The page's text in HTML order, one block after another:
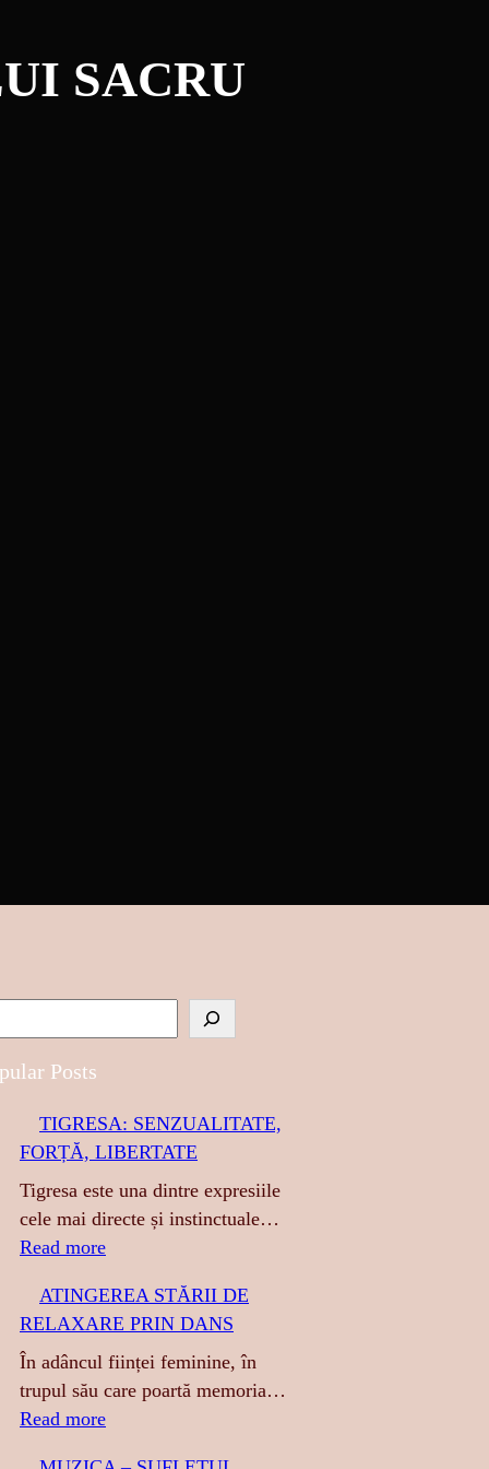
SACRU
Posts
TIGRESA: SENZUALITATE,
FORȚĂ, LIBERTATE
Tigresa este una dintre expresiile
cele mai directe și instinctuale…
Read more:
I
G
R
E
S
ATINGEREA STĂRII DE
RELAXARE PRIN DANS
În adâncul ființei feminine, în
trupul său care poartă memoria…
Read more: